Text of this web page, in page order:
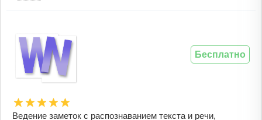
Ведение заметок с распознаванием текста и речи,
Бесплатно